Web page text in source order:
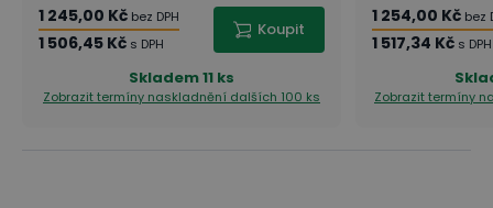
1 245,00 Kč bez DPH
1 506,45 Kč s DPH
Koupit
Skladem11 ks
Zobrazit termíny naskladnění dalších 100 ks
1 254,00 Kč bez
1 517,34 Kč s DPH
Zobrazit termíny